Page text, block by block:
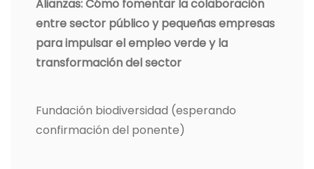
Alianzas: Cómo fomentar la colaboración
entre sector público y pequeñas empresas
para impulsar el empleo verde y la
transformación del sector
Fundación biodiversidad (esperando
confirmación del ponente)